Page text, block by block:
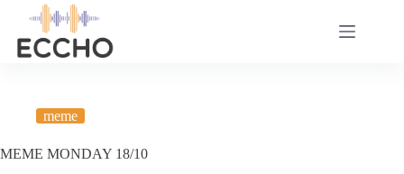
conteúdo
meme
MEME MONDAY 18/10